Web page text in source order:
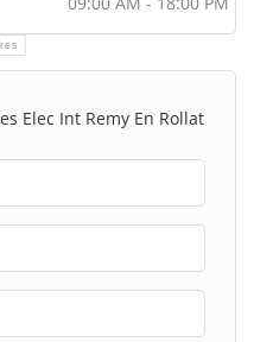
Elec Int Remy En Rollat